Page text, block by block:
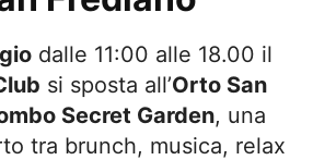
dalle 11:00 alle 18.00 il
si sposta all’Orto San
Secret Garden, una
tra brunch, musica, relax